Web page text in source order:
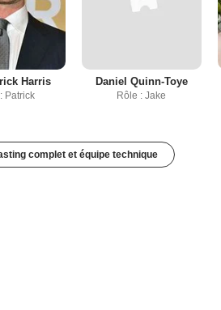
Harris
Patrick
Daniel Quinn-Toye
Rôle : Jake
complet et équipe technique